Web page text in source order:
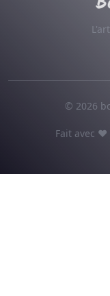
© 2026
Fait avec ♥